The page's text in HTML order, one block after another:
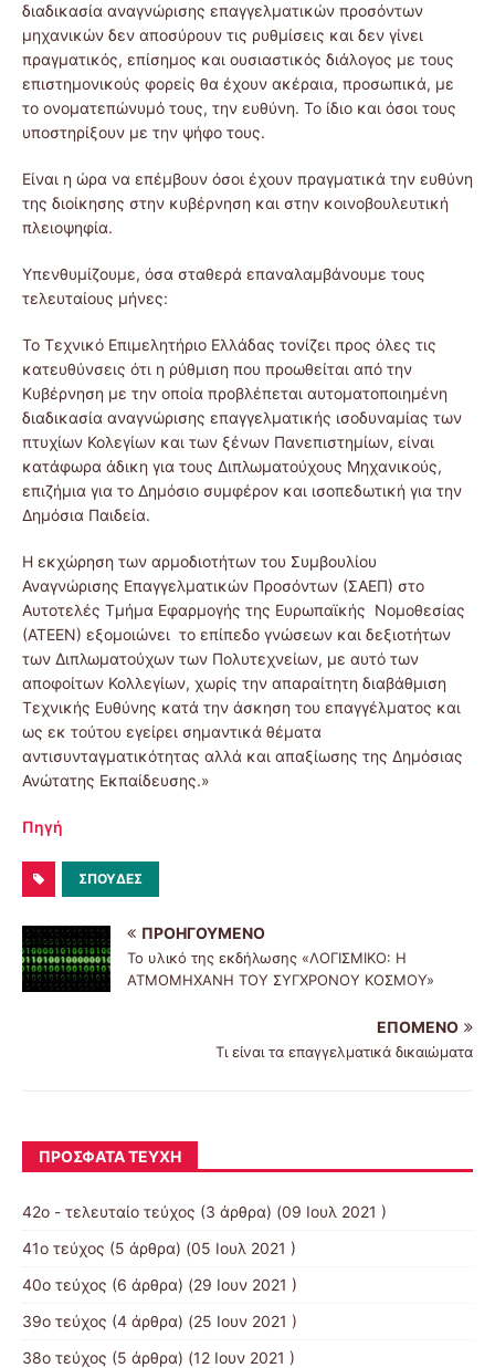
διαδικασία αναγνώρισης επαγγελματικών προσόντων
μηχανικών δεν αποσύρουν τις ρυθμίσεις και δεν γίνει
πραγματικός, επίσημος και ουσιαστικός διάλογος με τους
επιστημονικούς φορείς θα έχουν ακέραια, προσωπικά, με
το ονοματεπώνυμό τους, την ευθύνη. Το ίδιο και όσοι τους
υποστηρίξουν με την ψήφο τους.
Είναι η ώρα να επέμβουν όσοι έχουν πραγματικά την ευθύνη
της διοίκησης στην κυβέρνηση και στην κοινοβουλευτική
πλειοψηφία.
Υπενθυμίζουμε, όσα σταθερά επαναλαμβάνουμε τους
τελευταίους μήνες:
Το Τεχνικό Επιμελητήριο Ελλάδας τονίζει προς όλες τις
κατευθύνσεις ότι η ρύθμιση που προωθείται από την
Κυβέρνηση με την οποία προβλέπεται αυτοματοποιημένη
διαδικασία αναγνώρισης επαγγελματικής ισοδυναμίας των
πτυχίων Κολεγίων και των ξένων Πανεπιστημίων, είναι
κατάφωρα άδικη για τους Διπλωματούχους Μηχανικούς,
επιζήμια για το Δημόσιο συμφέρον και ισοπεδωτική για την
Δημόσια Παιδεία.
Η εκχώρηση των αρμοδιοτήτων του Συμβουλίου
Αναγνώρισης Επαγγελματικών Προσόντων (ΣΑΕΠ) στο
Αυτοτελές Τμήμα Εφαρμογής της Ευρωπαϊκής Νομοθεσίας
(ΑΤΕΕΝ) εξομοιώνει το επίπεδο γνώσεων και δεξιοτήτων
των Διπλωματούχων των Πολυτεχνείων, με αυτό των
αποφοίτων Κολλεγίων, χωρίς την απαραίτητη διαβάθμιση
Τεχνικής Ευθύνης κατά την άσκηση του επαγγέλματος και
ως εκ τούτου εγείρει σημαντικά θέματα
αντισυνταγματικότητας αλλά και απαξίωσης της Δημόσιας
Ανώτατης Εκπαίδευσης.»
Πηγή
ΣΠΟΥΔΕΣ
ΠΡΟΗΓΟΎΜΕΝΟ
Το υλικό της εκδήλωσης «ΛΟΓΙΣΜΙΚΟ: Η
ΑΤΜΟΜΗΧΑΝΗ ΤΟΥ ΣΥΓΧΡΟΝΟΥ ΚΟΣΜΟΥ»
ΕΠΌΜΕΝΟ
Τι είναι τα επαγγελματικά δικαιώματα
ΠΡΌΣΦΑΤΑ ΤΕΎΧΗ
42ο - τελευταίο τεύχος (3 άρθρα) (09 Ιουλ 2021 )
41ο τεύχος (5 άρθρα) (05 Ιουλ 2021 )
40ο τεύχος (6 άρθρα) (29 Ιουν 2021 )
39ο τεύχος (4 άρθρα) (25 Ιουν 2021 )
38ο τεύχος (5 άρθρα) (12 Ιουν 2021 )